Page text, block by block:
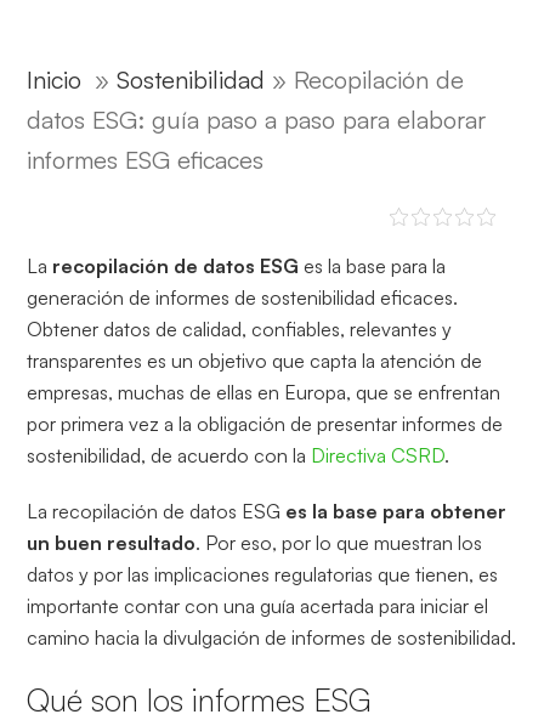
Inicio »Sostenibilidad » Recopilación de
datos ESG: guía paso a paso para elaborar
informes ESG eficaces
La recopilación de datos ESG es la base para la
generación de informes de sostenibilidad eficaces.
Obtener datos de calidad, confiables, relevantes y
transparentes es un objetivo que capta la atención de
empresas, muchas de ellas en Europa, que se enfrentan
por primera vez a la obligación de presentar informes de
sostenibilidad, de acuerdo con la Directiva CSRD.
La recopilación de datos ESG es la base para obtener
un buen resultado. Por eso, por lo que muestran los
datos y por las implicaciones regulatorias que tienen, es
importante contar con una guía acertada para iniciar el
camino hacia la divulgación de informes de sostenibilidad.
Qué son los informes ESG